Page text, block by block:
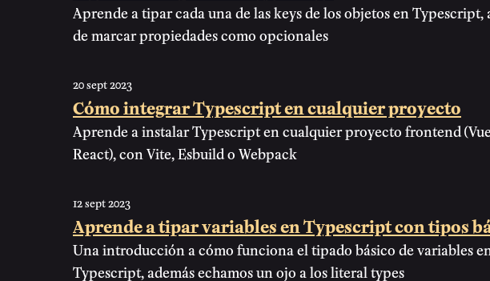
Aprende a tipar cada una de las keys de los objetos en Typescript,
de marcar propiedades como opcionales
20 sept 2023
Cómo integrar Typescript en cualquier proyecto
Aprende a instalar Typescript en cualquier proyecto frontend
React), con Vite, Esbuild o Webpack
12 sept 2023
Aprende a tipar variables en Typescript con tipos
Una introducción a cómo funciona el tipado básico de variables en
Typescript, además echamos un ojo a los literal types